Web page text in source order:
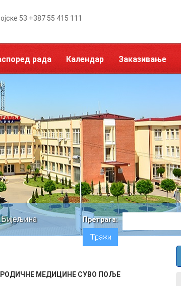
53 +387 55 415 111
рада Календар Заказивање
Претрага:
МЕДИЦИНЕ СУВО ПОЉЕ